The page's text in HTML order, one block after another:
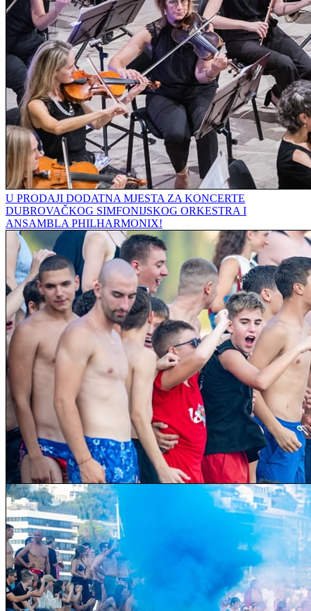
U PRODAJI DODATNA MJESTA ZA KONCERTE
DUBROVAČKOG SIMFONIJSKOG ORKESTRA I
ANSAMBLA PHILHARMONIX!